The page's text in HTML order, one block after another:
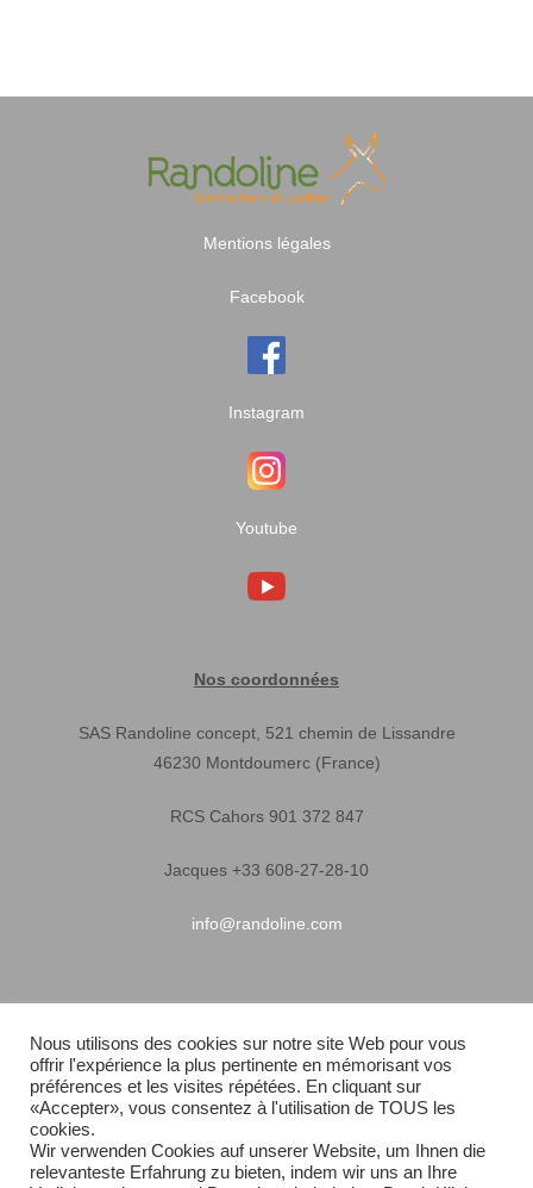
Mentions légales
Facebook
Instagram
Youtube
Nos coordonnées
SAS Randoline concept, 521 chemin de Lissandre
46230 Montdoumerc (France)
RCS Cahors 901 372 847
Jacques +33 608-27-28-10
info@randoline.com
Garantie matériel
Conditions générales de vente
Livraison rapide
Nous utilisons des cookies sur notre site Web pour vous
offrir l'expérience la plus pertinente en mémorisant vos
préférences et les visites répétées. En cliquant sur
«Accepter», vous consentez à l'utilisation de TOUS les
cookies.
Wir verwenden Cookies auf unserer Website, um Ihnen die
relevanteste Erfahrung zu bieten, indem wir uns an Ihre